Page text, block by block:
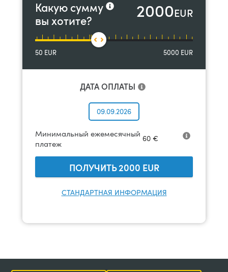
Какую сумму
вы хотите?
2000EUR
50 EUR 5000 EUR
ДАТА ОПЛАТЫ
09.09.2026
Минимальный ежемесячный
платеж
60 €
ПОЛУЧИТЬ2000 EUR
СТАНДАРТНАЯ ИНФОРМАЦИЯ